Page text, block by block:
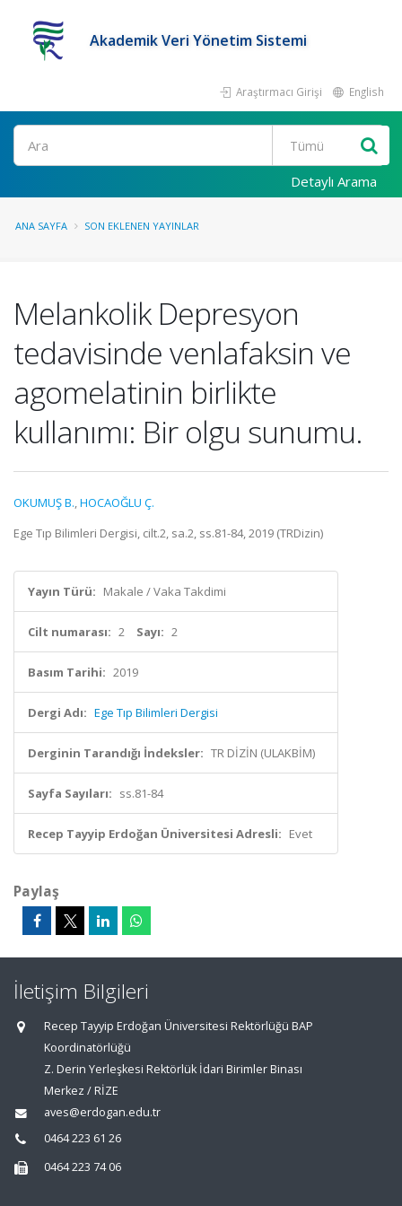
Akademik Veri Yönetim Sistemi
Araştırmacı Girişi English
Ara
Detaylı Arama
ANA SAYFA SON EKLENEN YAYINLAR
Melankolik Depresyon
tedavisinde venlafaksin ve
agomelatinin birlikte
kullanımı: Bir olgu sunumu.
OKUMUŞ B.,HOCAOĞLU Ç.
Ege Tıp Bilimleri Dergisi, cilt.2, sa.2, ss.81-84, 2019 (TRDizin)
Yayın Türü: Makale / Vaka Takdimi
Cilt numarası: 2 Sayı: 2
Basım Tarihi: 2019
Dergi Adı: Ege Tıp Bilimleri Dergisi
Derginin Tarandığı İndeksler: TR DİZİN (ULAKBİM)
Sayfa Sayıları: ss.81-84
Recep Tayyip Erdoğan Üniversitesi Adresli: Evet
Paylaş
İletişim Bilgileri
Recep Tayyip Erdoğan Üniversitesi Rektörlüğü BAP
Koordinatörlüğü
Z. Derin Yerleşkesi Rektörlük İdari Birimler Binası
Merkez / RİZE
aves@erdogan.edu.tr
0464 223 61 26
0464 223 74 06